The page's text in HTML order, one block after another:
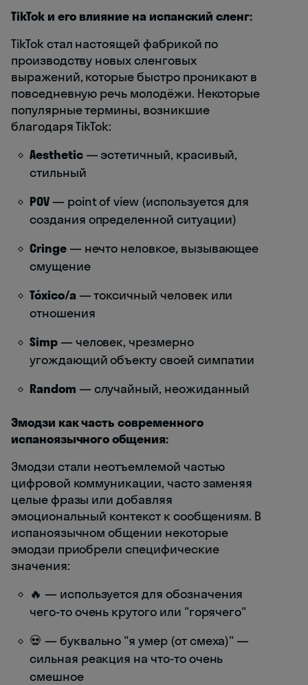
TikTok и его влияние на испанский сленг:
TikTok стал настоящей фабрикой по
производству новых сленговых
выражений, которые быстро проникают в
повседневную речь молодёжи. Некоторые
популярные термины, возникшие
благодаря TikTok:
Aesthetic— эстетичный, красивый,
стильный
POV— point of view (используется для
создания определенной ситуации)
Cringe— нечто неловкое, вызывающее
смущение
Tóxico/a — токсичный человек или
отношения
Simp— человек, чрезмерно
угождающий объекту своей симпатии
Random — случайный, неожиданный
Эмодзи как часть современного
испаноязычного общения:
Эмодзи стали неотъемлемой частью
цифровой коммуникации, часто заменяя
целые фразы или добавляя
эмоциональный контекст к сообщениям. В
испаноязычном общении некоторые
эмодзи приобрели специфические
значения:
🔥 — используется для обозначения
чего-то очень крутого или "горячего"
💀 — буквально "я умер (от смеха)" —
сильная реакция на что-то очень
смешное